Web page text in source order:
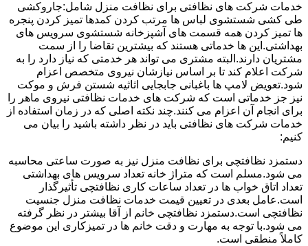
خدمات شرکت های نظافتی برای نظافت منزل شامل:جاروکشی
طی کشی شستشوی لباس ها مرتب کردن کمدها تمیز کردن پنجره
ها تمیز کردن همه قسمت های آشپزخانه شستشوی سرویس های
بهداشتی.این ها خدماتی هستند که بیشترین تقاضا را از سمت
مشتریان دارند.البته مشتری می تواند هر خدمتی که نیاز دارد را به
شرکت اعلام کند تا بر اساس نیازشان نیروی متخصص اعزام
شود.تعویض لامپ ها باغبانی جابجایی اثاثیه شستن فرش و موکت
نیز جز خدماتی است که شرکت های خدمات نظافتی نیروی ماهر را
برای انجام آن اعزام می کنند.چند نکته اصلی که در زمان استفاده از
خدمات شرکت های نظافتی باید در نظر داشته باشید را بیان می
کنیم:
دستمزد نظافتچی برای نظافت منزل نیز به صورت ساعتی محاسبه
می شود.مسلم است که متراژ خانه تعداد سرویس های بهداشتی
تعداد اتاق خواب ها در تعداد ساعات کاری نظافتچی تأثیرگذار
است.عامل بعدی در تعیین قیمت خدمات نظافت منزل جنسیت
نظافتچی است.دستمزد نظافتچی خانم از آقا بیشتر در نظر گرفته
می شود.با توجه به مهارت و دقت خانم ها در تمیزکاری این موضوع
کاملاً منطقی است.